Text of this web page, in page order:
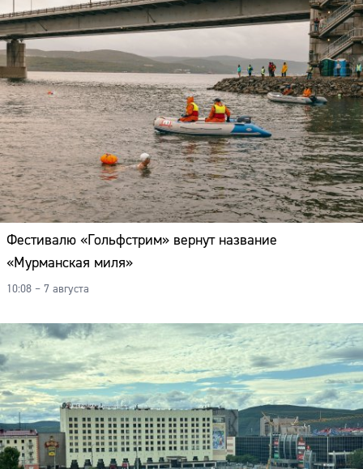
Фестивалю «Гольфстрим» вернут название
«Мурманская миля»
10:08 – 7 августа